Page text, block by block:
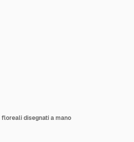
disegnati a mano